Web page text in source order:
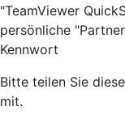
"TeamViewer
persönliche
Kennwort
Bitte teilen Sie
mit.